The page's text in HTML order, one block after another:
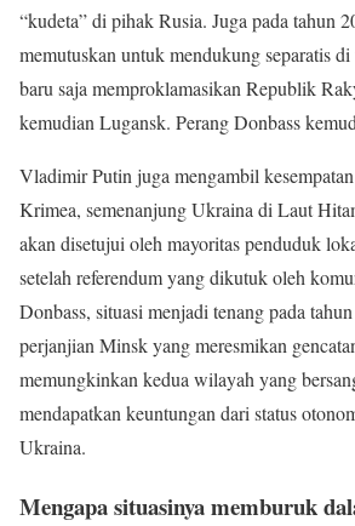
“kudeta” di pihak Rusia. Juga pada tahun
memutuskan untuk mendukung separatis
baru saja memproklamasikan Republik
kemudian Lugansk. Perang Donbass
Vladimir Putin juga mengambil
Krimea, semenanjung Ukraina di Laut
akan disetujui oleh mayoritas penduduk
setelah referendum yang dikutuk oleh
Donbass, situasi menjadi tenang pada
perjanjian Minsk yang meresmikan
memungkinkan kedua wilayah yang
mendapatkan keuntungan dari status
Ukraina.
Mengapa situasinya memburuk